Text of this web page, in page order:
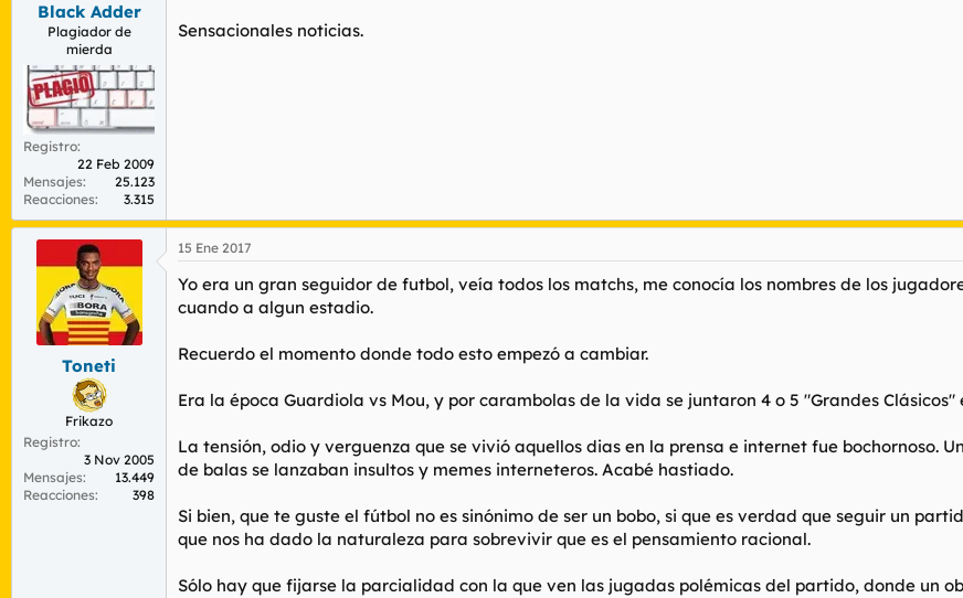
Black Adder
Plagiador de
mierda
Registro
22 Feb 2009
Mensajes
25.123
Reacciones
3.315
Sensacionales noticias.
Toneti
Frikazo
Registro
3 Nov 2005
Mensajes
13.449
Reacciones
398
15 Ene 2017
Yo era un gran seguidor de futbol, veía todos los matchs, me conocía los nombres de los
cuando a algun estadio.
Recuerdo el momento donde todo esto empezó a cambiar.
Era la época Guardiola vs Mou, y por carambolas de la vida se juntaron 4 o 5 "Grandes Clásicos"
La tensión, odio y verguenza que se vivió aquellos dias en la prensa e internet fue bochornoso.
de balas se lanzaban insultos y memes interneteros. Acabé hastiado.
Si bien, que te guste el fútbol no es sinónimo de ser un bobo, si que es verdad que seguir un
que nos ha dado la naturaleza para sobrevivir que es el pensamiento racional.
Sólo hay que fijarse la parcialidad con la que ven las jugadas polémicas del partido, donde un